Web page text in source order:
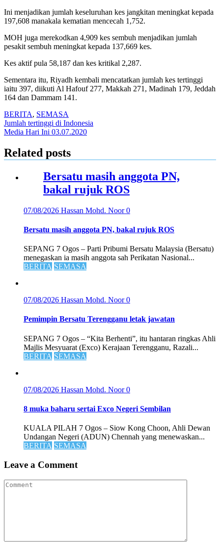
Ini menjadikan jumlah keseluruhan kes jangkitan meningkat kepada
197,608 manakala kematian mencecah 1,752.
MOH juga merekodkan 4,909 kes sembuh menjadikan jumlah
pesakit sembuh meningkat kepada 137,669 kes.
Kes aktif pula 58,187 dan kes kritikal 2,287.
Sementara itu, Riyadh kembali mencatatkan jumlah kes tertinggi
iaitu 397, diikuti Al Hafouf 277, Makkah 271, Madinah 179, Jeddah
164 dan Dammam 141.
BERITA, SEMASA
Post
navigation
Jumlah tertinggi di Indonesia
Media Hari Ini 03.07.2020
Related posts
Bersatu masih anggota PN,
bakal rujuk ROS
07/08/2026 Hassan Mohd. Noor0
Bersatu masih anggota PN, bakal rujuk ROS
SEPANG 7 Ogos – Parti Pribumi Bersatu Malaysia (Bersatu)
menegaskan ia masih anggota sah Perikatan Nasional...
BERITA SEMASA
07/08/2026 Hassan Mohd. Noor0
Pemimpin Bersatu Terengganu letak jawatan
SEPANG 7 Ogos – “Kita Berhenti”, itu hantaran ringkas Ahli
Majlis Mesyuarat (Exco) Kerajaan Terengganu, Razali...
BERITA SEMASA
07/08/2026 Hassan Mohd. Noor0
8 muka baharu sertai Exco Negeri Sembilan
KUALA PILAH 7 Ogos – Siow Kong Choon, Ahli Dewan
Undangan Negeri (ADUN) Chennah yang menewaskan...
BERITA SEMASA
Leave a Comment